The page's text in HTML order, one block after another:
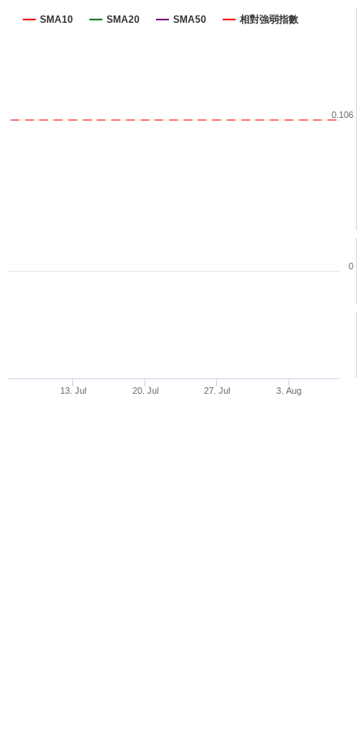
SMA10 SMA20 SMA50 相對強弱指數
13. Jul 20. Jul 27. Jul 3. Aug
0.106
0